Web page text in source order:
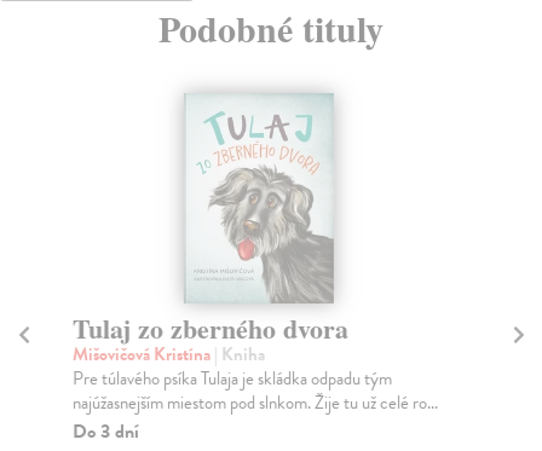
Podobné tituly
Tulaj zo zberného dvora
Mišovičová Kristína| Kniha
Pre túlavého psíka Tulaja je skládka odpadu tým
najúžasnejším miestom pod slnkom. Žije tu už celé ro...
Do 3 dní